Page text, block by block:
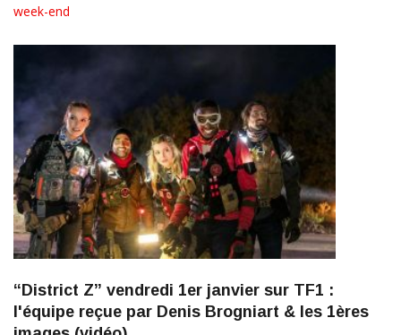
week-end
“District Z” vendredi 1er janvier sur TF1 :
l'équipe reçue par Denis Brogniart & les 1ères